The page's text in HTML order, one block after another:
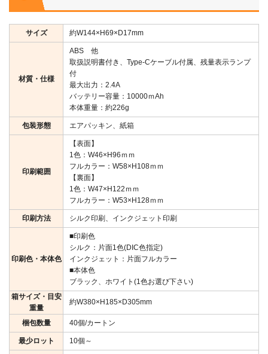
サイズ 約W144×H69×D17mm
材質・仕様
ABS 他
取扱説明書付き、Type-Cケーブル付属、残量表示ランプ
付
最大出力：2.4A
バッテリー容量：10000ｍAh
本体重量：約226g
包装形態 エアパッキン、紙箱
印刷範囲
【表面】
1色：W46×H96ｍｍ
フルカラー：W58×H108ｍｍ
【裏面】
1色：W47×H122ｍｍ
フルカラー：W53×H128ｍｍ
印刷方法 シルク印刷、インクジェット印刷
印刷色・本体色
■印刷色
シルク：片面1色(DIC色指定)
インクジェット：片面フルカラー
■本体色
ブラック、ホワイト(1色お選び下さい)
箱サイズ・目安
重量
約W380×H185×D305mm
梱包数量 40個/カートン
最少ロット 10個～